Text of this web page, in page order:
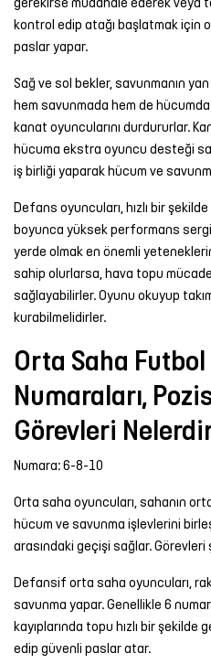
kontrol edip atağı başlatmak için
paslar yapar.
Sağ ve sol bekler, savunmanın
hem savunmada hem de
kanat oyuncularını durdururlar.
hücuma ekstra oyuncu desteği
iş birliği yaparak hücum ve
Defans oyuncuları, hızlı bir
boyunca yüksek performans
yerde olmak en önemli
sahip olurlarsa, hava topu
sağlayabilirler. Oyunu okuyup
kurabilmelidirler.
Orta Saha Futbol
Numaraları,
Görevleri
Numara: 6-8-10
Orta saha oyuncuları, sahanın
hücum ve savunma işlevlerini
arasındaki geçişi sağlar.
Defansif orta saha oyuncuları,
savunma yapar. Genellikle 6
kayıplarında topu hızlı bir şekilde
edip güvenli paslar atar.